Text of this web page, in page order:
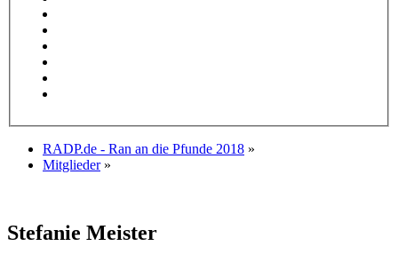
RADP.de - Ran an die Pfunde 2018 »
Mitglieder »
Stefanie Meister